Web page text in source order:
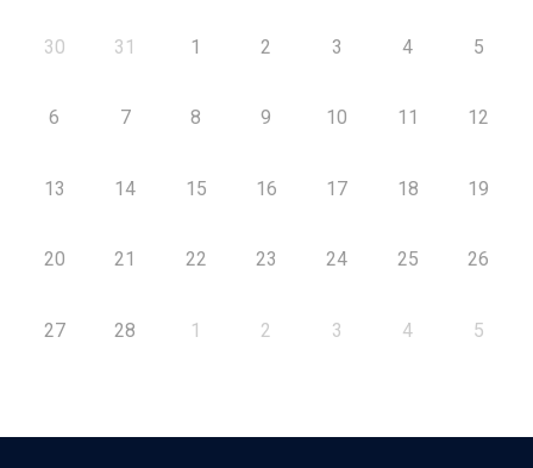
30 31 1 2 3 4 5
6 7 8 9 10 11 12
13 14 15 16 17 18 19
20 21 22 23 24 25 26
27 28 1 2 3 4 5